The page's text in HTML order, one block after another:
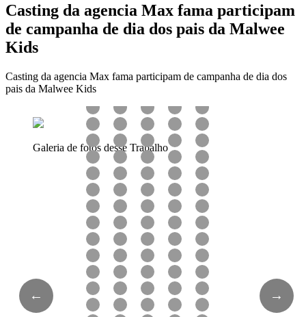
Casting da agencia Max fama participam
de campanha de dia dos pais da Malwee
Kids
Casting da agencia Max fama participam de campanha de dia dos
pais da Malwee Kids
Galeria de fotos desse Trabalho
← →